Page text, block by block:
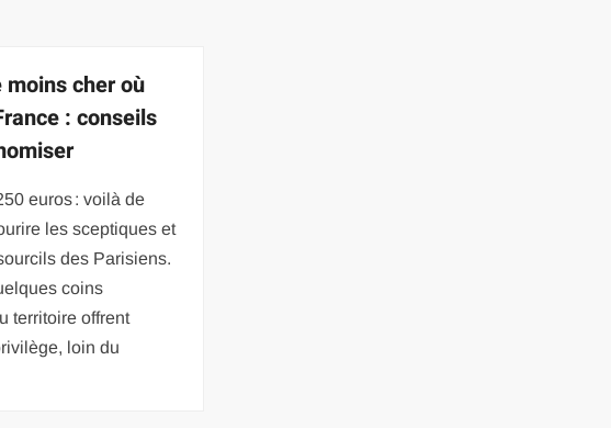
moins cher où
: conseils
euros : voilà de
les sceptiques et
des Parisiens.
coins
territoire offrent
loin du